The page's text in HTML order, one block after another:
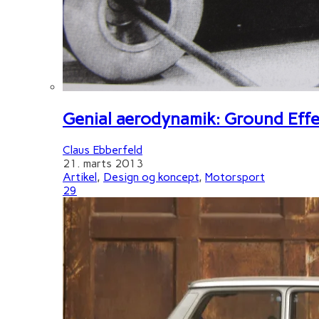
Genial aerodynamik: Ground
Claus Ebberfeld
21. marts 2013
Artikel, Design og koncept, Motorsport
29